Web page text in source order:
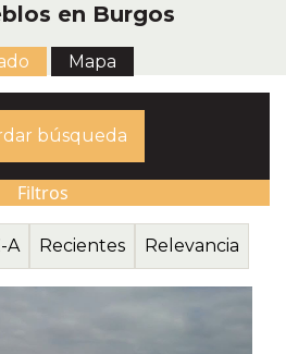
en Burgos
Mapa
búsqueda
Filtros
A Recientes Relevancia